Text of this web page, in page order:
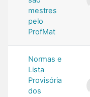
mestres
pelo
ProfMat
Normas e
Lista
Provisória
dos